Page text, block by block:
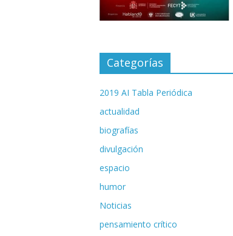
Categorías
2019 AI Tabla Periódica
actualidad
biografías
divulgación
espacio
humor
Noticias
pensamiento crítico